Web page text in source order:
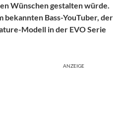
Wünschen gestalten würde.
bekannten Bass-YouTuber, der
Modell in der EVO Serie
ANZEIGE